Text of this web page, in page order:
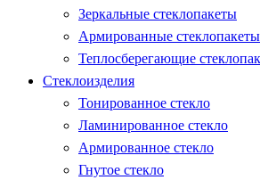
Зеркальные стеклопакеты
Армированные стеклопакеты
Теплосберегающие
Стеклоизделия
Тонированное стекло
Ламинированное стекло
Армированное стекло
Гнутое стекло